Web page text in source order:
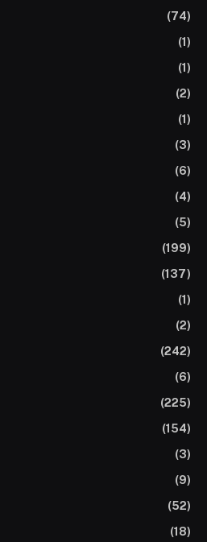
(74)
(1)
(1)
(2)
(1)
(3)
(6)
(4)
(5)
(199)
(137)
(1)
(2)
(242)
(6)
(225)
(154)
(3)
(9)
(52)
(18)